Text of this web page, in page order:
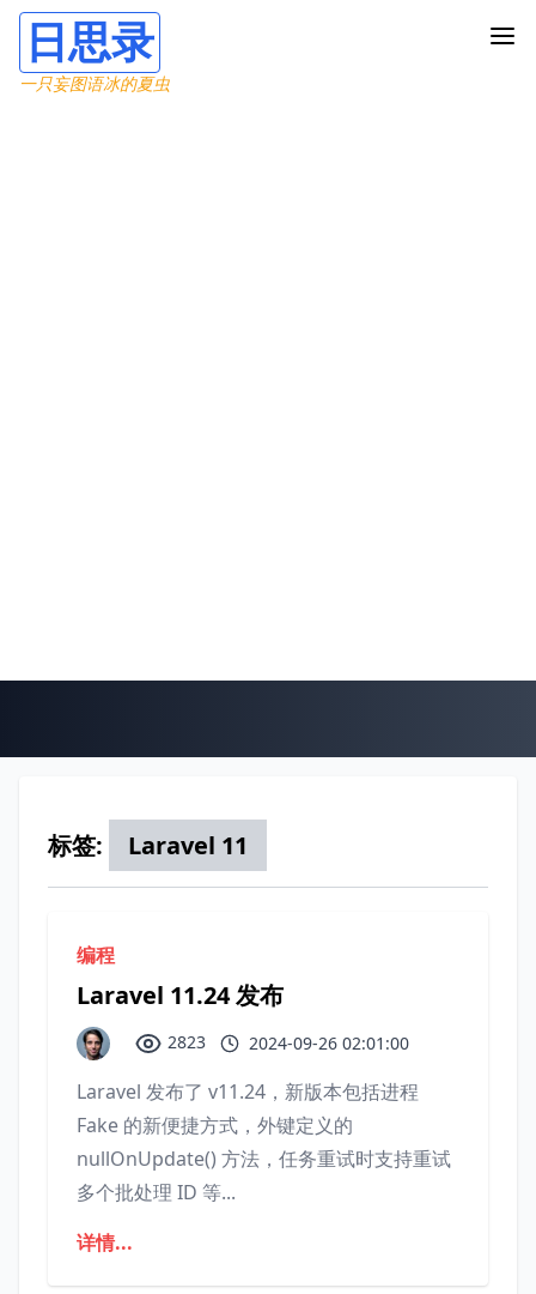
日思录
一只妄图语冰的夏虫
标签: Laravel 11
编程
Laravel 11.24 发布
2823 2024-09-26 02:01:00
Laravel 发布了 v11.24，新版本包括进程
Fake 的新便捷方式，外键定义的
nullOnUpdate() 方法，任务重试时支持重试
多个批处理 ID 等...
详情...